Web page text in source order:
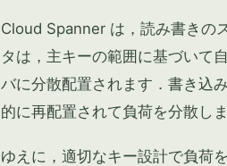
Cloud Spanner は，読み書きの
タは，主キーの範囲に基づいて
バに分散配置されます．書き込
的に再配置されて負荷を分散しま
ゆえに，適切なキー設計で負荷